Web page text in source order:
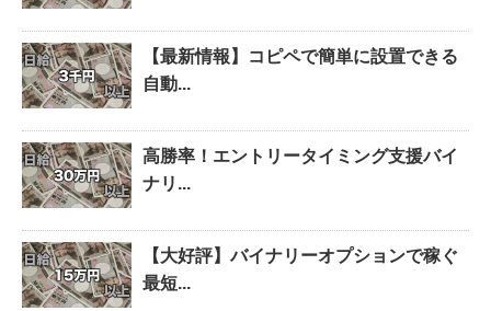
【最新情報】コピペで簡単に設置できる
自動...
高勝率！エントリータイミング支援バイ
ナリ...
【大好評】バイナリーオプションで稼ぐ
最短...